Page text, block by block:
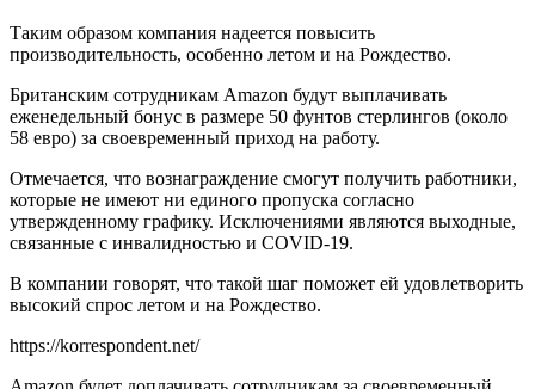
Таким образом компания надеется повысить
производительность, особенно летом и на Рождество.
Британским сотрудникам Amazon будут выплачивать
еженедельный бонус в размере 50 фунтов стерлингов (около
58 евро) за своевременный приход на работу.
Отмечается, что вознаграждение смогут получить работники,
которые не имеют ни единого пропуска согласно
утвержденному графику. Исключениями являются выходные,
связанные с инвалидностью и COVID-19.
В компании говорят, что такой шаг поможет ей удовлетворить
высокий спрос летом и на Рождество.
https://korrespondent.net/